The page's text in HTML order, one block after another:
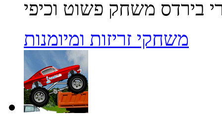
משחקי זריזות ומיומנות